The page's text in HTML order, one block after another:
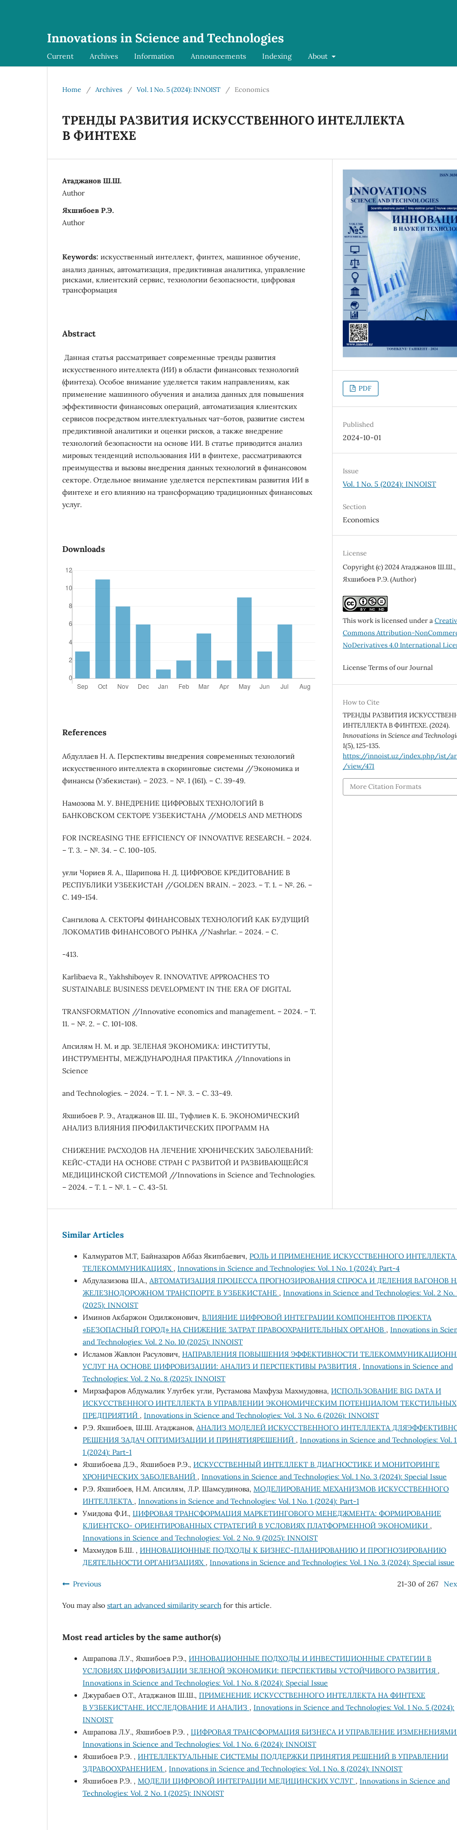
Innovations in Science and Technologies
Current Archives Information Announcements Indexing About
Home / Archives / Vol. 1 No. 5 (2024): INNOIST / Economics
ТРЕНДЫ РАЗВИТИЯ ИСКУССТВЕННОГО ИНТЕЛЛЕКТА
В ФИНТЕХЕ
Атаджанов Ш.Ш.
Author
Яхшибоев Р.Э.
Author
Keywords: искусственный интеллект, финтех, машинное обучение,
анализ данных, автоматизация, предиктивная аналитика, управление
рисками, клиентский сервис, технологии безопасности, цифровая
трансформация
Abstract
Данная статья рассматривает современные тренды развития
искусственного интеллекта (ИИ) в области финансовых технологий
(финтеха). Особое внимание уделяется таким направлениям, как
применение машинного обучения и анализа данных для повышения
эффективности финансовых операций, автоматизация клиентских
сервисов посредством интеллектуальных чат-ботов, развитие систем
предиктивной аналитики и оценки рисков, а также внедрение
технологий безопасности на основе ИИ. В статье приводится анализ
мировых тенденций использования ИИ в финтехе, рассматриваются
преимущества и вызовы внедрения данных технологий в финансовом
секторе. Отдельное внимание уделяется перспективам развития ИИ в
финтехе и его влиянию на трансформацию традиционных финансовых
услуг.
Downloads
References
Абдуллаев Н. А. Перспективы внедрения современных технологий
искусственного интеллекта в скоринговые системы //Экономика и
финансы (Узбекистан). – 2023. – №. 1 (161). – С. 39-49.
Намозова М. У. ВНЕДРЕНИЕ ЦИФРОВЫХ ТЕХНОЛОГИЙ В
БАНКОВСКОМ СЕКТОРЕ УЗБЕКИСТАНА //MODELS AND METHODS
FOR INCREASING THE EFFICIENCY OF INNOVATIVE RESEARCH. – 2024.
– Т. 3. – №. 34. – С. 100-105.
уғли Чориев Я. А., Шарипова Н. Д. ЦИФРОВОЕ КРЕДИТОВАНИЕ В
РЕСПУБЛИКИ УЗБЕКИСТАН //GOLDEN BRAIN. – 2023. – Т. 1. – №. 26. –
С. 149-154.
Сангилова А. СЕКТОРЫ ФИНАНСОВЫХ ТЕХНОЛОГИЙ КАК БУДУЩИЙ
ЛОКОМАТИВ ФИНАНСОВОГО РЫНКА //Nashrlar. – 2024. – С.
-413.
Karlibaeva R., Yakhshiboyev R. INNOVATIVE APPROACHES TO
SUSTAINABLE BUSINESS DEVELOPMENT IN THE ERA OF DIGITAL
TRANSFORMATION //Innovative economics and management. – 2024. – Т.
11. – №. 2. – С. 101-108.
Апсилям Н. М. и др. ЗЕЛЕНАЯ ЭКОНОМИКА: ИНСТИТУТЫ,
ИНСТРУМЕНТЫ, МЕЖДУНАРОДНАЯ ПРАКТИКА //Innovations in
Science
and Technologies. – 2024. – Т. 1. – №. 3. – С. 33-49.
Яхшибоев Р. Э., Атаджанов Ш. Ш., Туфлиев К. Б. ЭКОНОМИЧЕСКИЙ
АНАЛИЗ ВЛИЯНИЯ ПРОФИЛАКТИЧЕСКИХ ПРОГРАММ НА
СНИЖЕНИЕ РАСХОДОВ НА ЛЕЧЕНИЕ ХРОНИЧЕСКИХ ЗАБОЛЕВАНИЙ:
КЕЙС-СТАДИ НА ОСНОВЕ СТРАН С РАЗВИТОЙ И РАЗВИВАЮЩЕЙСЯ
МЕДИЦИНСКОЙ СИСТЕМОЙ //Innovations in Science and Technologies.
– 2024. – Т. 1. – №. 1. – С. 43-51.
PDF
Published
2024-10-01
Issue
Vol. 1 No. 5 (2024): INNOIST
Section
Economics
License
Copyright (c) 2024 Атаджанов Ш.Ш.,
Яхшибоев Р.Э. (Author)
This work is licensed under a
Commons Attribution-
NoDerivatives 4.0 International
License Terms of our Journal
How to Cite
ТРЕНДЫ РАЗВИТИЯ
ИНТЕЛЛЕКТА В ФИНТЕХЕ. (2024).
Innovations in Science and
1(5), 125-135.
https://innoist.uz/index.php/ist/
/view/471
More Citation Formats
Similar Articles
Калмуратов М.Т, Байназаров Аббаз Якипбаевич, РОЛЬ И ПРИМЕНЕНИЕ ИСКУССТВЕННОГО ИНТЕЛЛЕКТА
ТЕЛЕКОММУНИКАЦИЯХ , Innovations in Science and Technologies: Vol. 1 No. 1 (2024): Part-4
Абдулазизова Ш.А., АВТОМАТИЗАЦИЯ ПРОЦЕССА ПРОГНОЗИРОВАНИЯ СПРОСА И ДЕЛЕНИЯ ВАГОНОВ
ЖЕЛЕЗНОДОРОЖНОМ ТРАНСПОРТЕ В УЗБЕКИСТАНЕ , Innovations in Science and Technologies: Vol. 2 No.
(2025): INNOIST
Иминов Акбаржон Одилжонович, ВЛИЯНИЕ ЦИФРОВОЙ ИНТЕГРАЦИИ КОМПОНЕНТОВ ПРОЕКТА
«БЕЗОПАСНЫЙ ГОРОД» НА СНИЖЕНИЕ ЗАТРАТ ПРАВООХРАНИТЕЛЬНЫХ ОРГАНОВ , Innovations in
and Technologies: Vol. 2 No. 10 (2025): INNOIST
Исламов Жавлон Расулович, НАПРАВЛЕНИЯ ПОВЫШЕНИЯ ЭФФЕКТИВНОСТИ
УСЛУГ НА ОСНОВЕ ЦИФРОВИЗАЦИИ: АНАЛИЗ И ПЕРСПЕКТИВЫ РАЗВИТИЯ , Innovations in Science and
Technologies: Vol. 2 No. 8 (2025): INNOIST
Мирзафаров Абдумалик Улугбек угли, Рустамова Махфуза Махмудовна, ИСПОЛЬЗОВАНИЕ BIG DATA И
ИСКУССТВЕННОГО ИНТЕЛЛЕКТА В УПРАВЛЕНИИ ЭКОНОМИЧЕСКИМ ПОТЕНЦИАЛОМ ТЕКСТИЛЬНЫХ
ПРЕДПРИЯТИЙ , Innovations in Science and Technologies: Vol. 3 No. 6 (2026): INNOIST
Р.Э. Яхшибоев, Ш.Ш. Атаджанов, АНАЛИЗ МОДЕЛЕЙ ИСКУССТВЕННОГО ИНТЕЛЛЕКТА
РЕШЕНИЯ ЗАДАЧ ОПТИМИЗАЦИИ И ПРИНЯТИЯРЕШЕНИЙ , Innovations in Science and Technologies: Vol.
1 (2024): Part-1
Яхшибоева Д.Э., Яхшибоев Р.Э., ИСКУССТВЕННЫЙ ИНТЕЛЛЕКТ В ДИАГНОСТИКЕ И МОНИТОРИНГЕ
ХРОНИЧЕСКИХ ЗАБОЛЕВАНИЙ , Innovations in Science and Technologies: Vol. 1 No. 3 (2024): Special Issue
Р.Э. Яхшибоев, Н.М. Апсилям, Л.Р. Шамсудинова, МОДЕЛИРОВАНИЕ МЕХАНИЗМОВ ИСКУССТВЕННОГО
ИНТЕЛЛЕКТА , Innovations in Science and Technologies: Vol. 1 No. 1 (2024): Part-1
Умидова Ф.И., ЦИФРОВАЯ ТРАНСФОРМАЦИЯ МАРКЕТИНГОВОГО МЕНЕДЖМЕНТА: ФОРМИРОВАНИЕ
КЛИЕНТСКО- ОРИЕНТИРОВАННЫХ СТРАТЕГИЙ В УСЛОВИЯХ ПЛАТФОРМЕННОЙ ЭКОНОМИКИ ,
Innovations in Science and Technologies: Vol. 2 No. 9 (2025): INNOIST
Махмудов Б.Ш. , ИННОВАЦИОННЫЕ ПОДХОДЫ К БИЗНЕС-ПЛАНИРОВАНИЮ И ПРОГНОЗИРОВАНИЮ
ДЕЯТЕЛЬНОСТИ ОРГАНИЗАЦИЯХ , Innovations in Science and Technologies: Vol. 1 No. 3 (2024): Special issue
Previous 21-30 of 267
You may also start an advanced similarity search for this article.
Most read articles by the same author(s)
Ашрапова Л.У., Яхшибоев Р.Э., ИННОВАЦИОННЫЕ ПОДХОДЫ И ИНВЕСТИЦИОННЫЕ СРАТЕГИИ В
УСЛОВИЯХ ЦИФРОВИЗАЦИИ ЗЕЛЕНОЙ ЭКОНОМИКИ: ПЕРСПЕКТИВЫ УСТОЙЧИВОГО РАЗВИТИЯ ,
Innovations in Science and Technologies: Vol. 1 No. 8 (2024): Special Issue
Джурабаев О.Т., Атаджанов Ш.Ш., ПРИМЕНЕНИЕ ИСКУССТВЕННОГО ИНТЕЛЛЕКТА НА ФИНТЕХЕ
В УЗБЕКИСТАНЕ. ИССЛЕДОВАНИЕ И АНАЛИЗ , Innovations in Science and Technologies: Vol. 1 No. 5 (2024):
INNOIST
Ашрапова Л.У., Яхшибоев Р.Э. , ЦИФРОВАЯ ТРАНСФОРМАЦИЯ БИЗНЕСА И УПРАВЛЕНИЕ ИЗМЕНЕНИЯМИ
Innovations in Science and Technologies: Vol. 1 No. 6 (2024): INNOIST
Яхшибоев Р.Э. , ИНТЕЛЛЕКТУАЛЬНЫЕ СИСТЕМЫ ПОДДЕРЖКИ ПРИНЯТИЯ РЕШЕНИЙ В УПРАВЛЕНИИ
ЗДРАВООХРАНЕНИЕМ , Innovations in Science and Technologies: Vol. 1 No. 8 (2024): INNOIST
Яхшибоев Р.Э. , МОДЕЛИ ЦИФРОВОЙ ИНТЕГРАЦИИ МЕДИЦИНСКИХ УСЛУГ , Innovations in Science and
Technologies: Vol. 2 No. 1 (2025): INNOIST